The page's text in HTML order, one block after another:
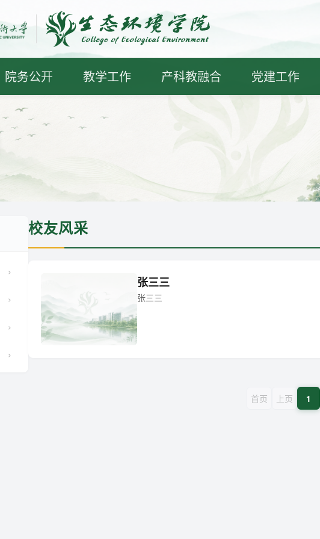
院务公开 教学工作 产科教融合 党建工作
校友风采
张三三
张三三
首页 上页 1